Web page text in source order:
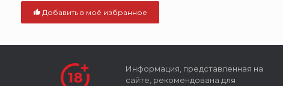
Добавить в моё избранное
Информация, представленная на
сайте, рекомендована для